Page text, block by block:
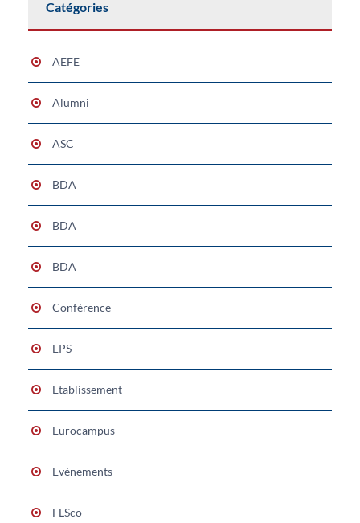
Catégories
AEFE
Alumni
ASC
BDA
BDA
BDA
Conférence
EPS
Etablissement
Eurocampus
Evénements
FLSco